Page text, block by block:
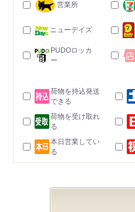
営業所
ニューデイズ
PUDOロッカ
ー
荷物を持込発送
できる
荷物を受け取れ
る
本日営業してい
る